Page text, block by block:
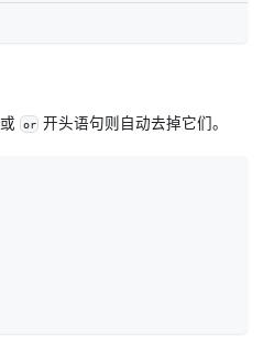
或 or 开头语句则自动去掉它们。